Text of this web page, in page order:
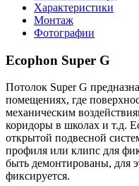
Характеристики
Монтаж
Фотографии
Ecophon Super G
Потолок Super G
помещениях, где
механическим
коридоры в школах и т.д.
открытой подвесной
профиля или клипс для
быть демонтированы, для
фиксируется.